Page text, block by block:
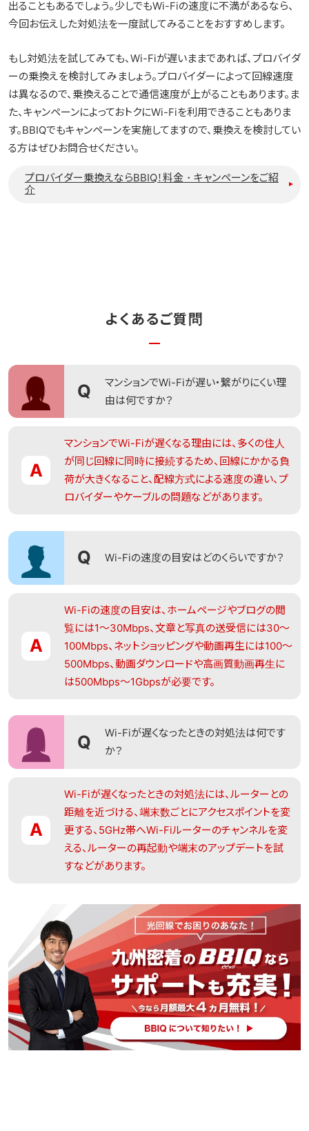
出ることもあるでしょう。少しでもWi-Fiの速度に不満があるなら、
今回お伝えした対処法を一度試してみることをおすすめします。
もし対処法を試してみても、Wi-Fiが遅いままであれば、プロバイダ
ーの乗換えを検討してみましょう。プロバイダーによって回線速度
は異なるので、乗換えることで通信速度が上がることもあります。ま
た、キャンペーンによっておトクにWi-Fiを利用できることもありま
す。BBIQでもキャンペーンを実施してますので、乗換えを検討してい
る方はぜひお問合せください。
プロバイダー乗換えならBBIQ！料金・キャンペーンをご紹
介
よくあるご質問
Q
マンションでWi-Fiが遅い・繋がりにくい理
由は何ですか？
A
マンションでWi-Fiが遅くなる理由には、多くの住人
が同じ回線に同時に接続するため、回線にかかる負
荷が大きくなること、配線方式による速度の違い、プ
ロバイダーやケーブルの問題などがあります。
Q Wi-Fiの速度の目安はどのくらいですか？
A
Wi-Fiの速度の目安は、ホームページやブログの閲
覧には1〜30Mbps、文章と写真の送受信には30〜
100Mbps、ネットショッピングや動画再生には100〜
500Mbps、動画ダウンロードや高画質動画再生に
は500Mbps〜1Gbpsが必要です。
Q
Wi-Fiが遅くなったときの対処法は何です
か？
A
Wi-Fiが遅くなったときの対処法には、ルーターとの
距離を近づける、端末数ごとにアクセスポイントを変
更する、5GHz帯へWi-Fiルーターのチャンネルを変
える、ルーターの再起動や端末のアップデートを試
すなどがあります。